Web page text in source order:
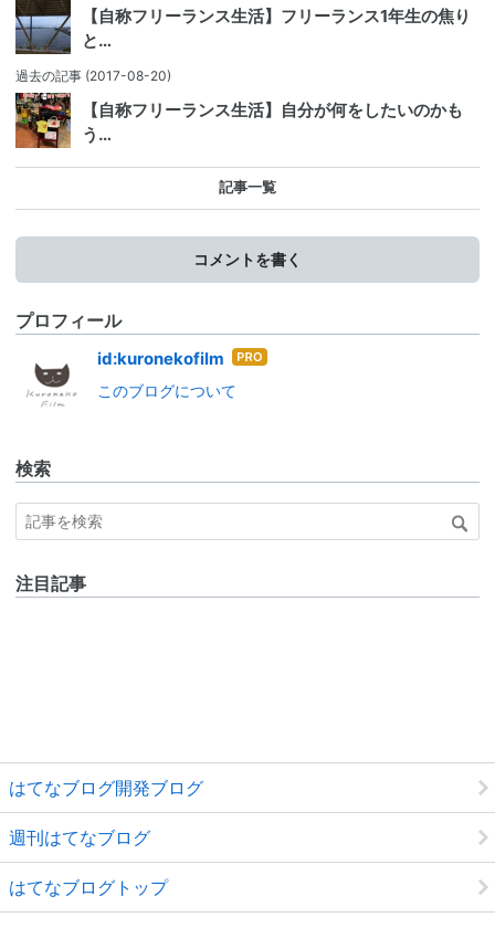
【自称フリーランス生活】フリーランス1年生の焦り
と…
過去の記事 (2017-08-20)
【自称フリーランス生活】自分が何をしたいのかも
う…
記事一覧
コメントを書く
プロフィール
id:kuronekofilm はて
ログ
このブログについて
検索
注目記事
はてなブログ開発ブログ
週刊はてなブログ
はてなブログトップ